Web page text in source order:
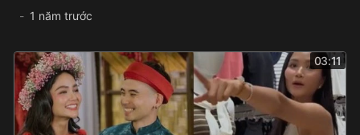
1 năm trước
03:11